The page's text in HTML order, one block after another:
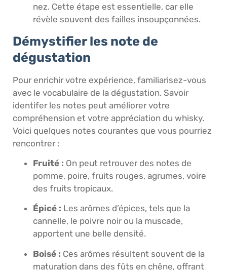
nez. Cette étape est essentielle, car elle
révèle souvent des failles insoupçonnées.
Démystifier les note de
dégustation
Pour enrichir votre expérience, familiarisez-vous
avec le vocabulaire de la dégustation. Savoir
identifer les notes peut améliorer votre
compréhension et votre appréciation du whisky.
Voici quelques notes courantes que vous pourriez
rencontrer :
Fruité : On peut retrouver des notes de
pomme, poire, fruits rouges, agrumes, voire
des fruits tropicaux.
Épicé : Les arômes d’épices, tels que la
cannelle, le poivre noir ou la muscade,
apportent une belle densité.
Boisé : Ces arômes résultent souvent de la
maturation dans des fûts en chêne, offrant